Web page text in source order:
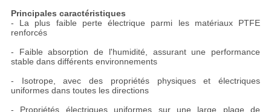
Principales caractéristiques
- La plus faible perte électrique parmi les matériaux PTFE
renforcés
- Faible absorption de l'humidité, assurant une performance
stable dans différents environnements
- Isotrope, avec des propriétés physiques et électriques
uniformes dans toutes les directions
- Propriétés électriques uniformes sur une large plage de